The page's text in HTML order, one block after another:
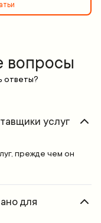
вопросы
ответы?
услуг
прежде чем он
для